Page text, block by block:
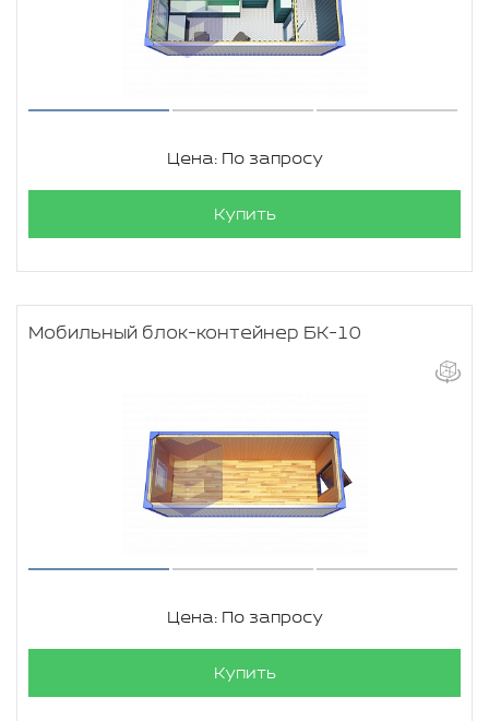
Цена: По запросу
Купить
Мобильный блок-контейнер БК-10
Цена: По запросу
Купить